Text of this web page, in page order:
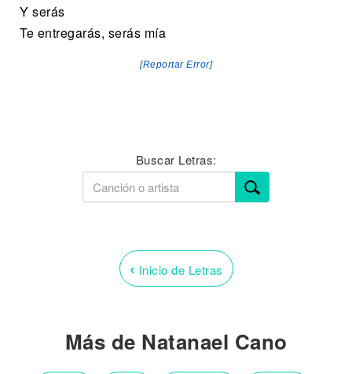
Y serás
Te entregarás, serás mía
[Reportar Error]
Buscar Letras:
‹ Inicio de Letras
Más de Natanael Cano